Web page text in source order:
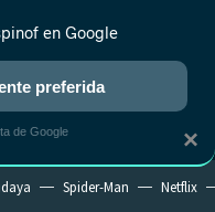
NUEVO
RANKINGS CINE
Spider-Man Netflix
×
en Google
preferida
de Google